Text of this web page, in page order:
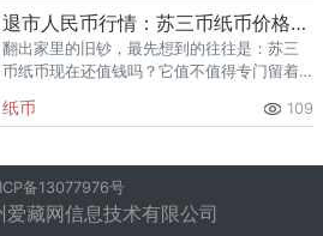
得明明白白。 一、背绿一角整
退市人民币行情：苏三币纸币价格，2026报价一览
翻出家里的旧钞，最先想到的往往是：苏三
币纸币现在还值钱吗？它值不值得专门留着
个硬因素决定，下面逐一说清。 一、苏三币
纸币 109
备13077976号
藏网信息技术有限公司